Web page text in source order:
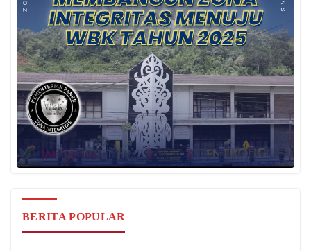
BERITA POPULAR